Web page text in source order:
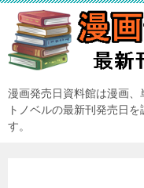
漫画発売日資料館は漫画
トノベルの最新刊発売日
す。